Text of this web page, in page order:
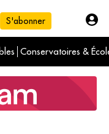
S'abonner
Conservatoires &